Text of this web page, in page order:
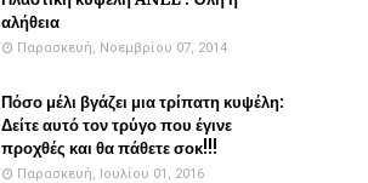
αλήθεια
Παρασκευή, Νοεμβρίου 07, 2014
Πόσο μέλι βγάζει μια τρίπατη κυψέλη:
Δείτε αυτό τον τρύγο που έγινε
προχθές και θα πάθετε σοκ!!!
Παρασκευή, Ιουλίου 01, 2016